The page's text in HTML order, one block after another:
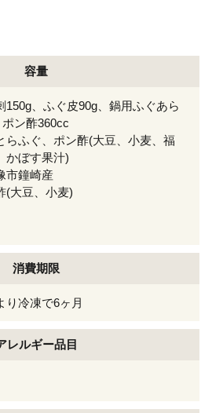
容量
150g、ふぐ皮90g、鍋用ふぐあら
ン酢360cc
らふぐ、ポン酢(大豆、小麦、福
かぼす果汁)
市鐘崎産
(大豆、小麦)
消費期限
り冷凍で6ヶ月
レルギー品目